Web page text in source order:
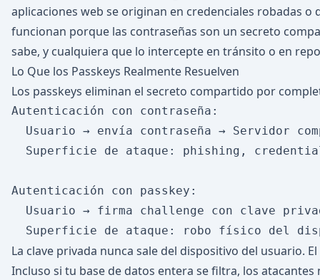
aplicaciones web se originan en credenciales robadas o
funcionan porque las contraseñas son un secreto
sabe, y cualquiera que lo intercepte en tránsito o en
Lo Que los Passkeys Realmente Resuelven
Los passkeys eliminan el secreto compartido por
Autenticación con contraseña:
Usuario → envía contraseña → Servidor
Superficie de ataque: phishing,
Autenticación con passkey:
Usuario → firma challenge con clave
La clave privada nunca sale del dispositivo del usuario.
Incluso si tu base de datos entera se filtra, los